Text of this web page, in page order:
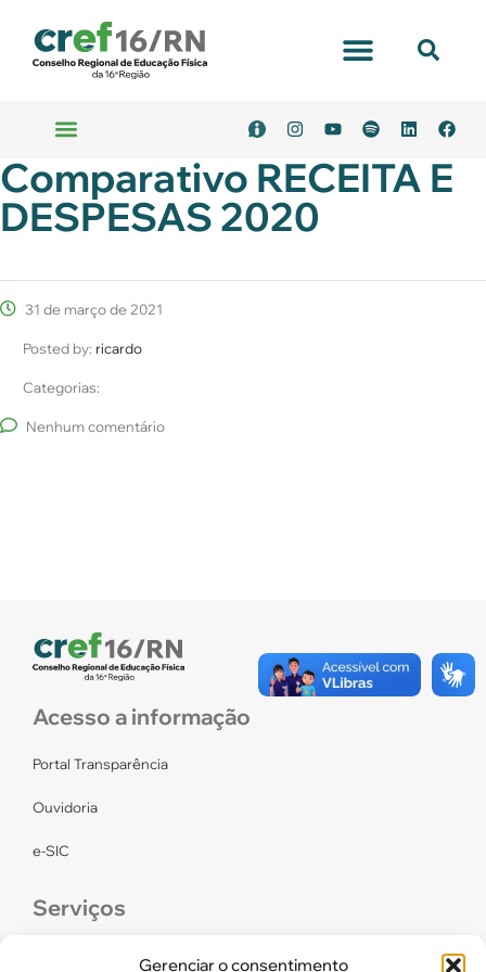
Gerenciar o consentimento
Comparativo RECEITA E
DESPESAS 2020
31 de março de 2021
Posted by: ricardo
Categorias:
Nenhum comentário
Acesso a informação
Portal Transparência
Ouvidoria
e-SIC
Serviços